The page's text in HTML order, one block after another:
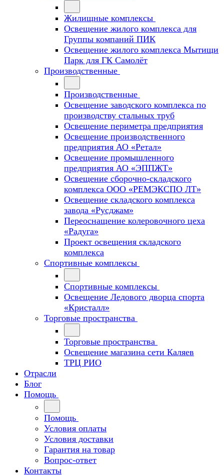
Жилищные комплексы
Освещение жилого комплекса для
Группы компаний ПИК
Освещение жилого комплекса Мытищи
Парк для ГК Самолёт
Производственные
Производственные
Освещение заводского комплекса по
производству стальных труб
Освещение периметра предприятия
Освещение производственного
предприятия АО «Ретал»
Освещение промышленного
предприятия АО «ЭППЖТ»
Освещение сборочно-складского
комплекса ООО «РЕМЭКСПО ЛТ»
Освещение складского комплекса
завода «Русджам»
Переоснащение колеровочного цеха
«Радуга»
Проект освещения складского
комплекса
Спортивные комплексы
Спортивные комплексы
Освещение Ледового дворца спорта
«Кристалл»
Торговые пространства
Торговые пространства
Освещение магазина сети Каляев
ТРЦ РИО
Отрасли
Блог
Помощь
Помощь
Условия оплаты
Условия доставки
Гарантия на товар
Вопрос-ответ
Контакты